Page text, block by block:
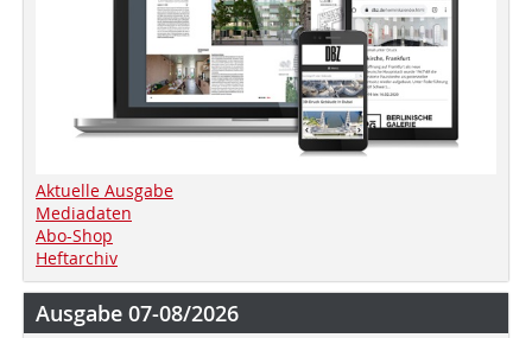
Aktuelle Ausgabe
Mediadaten
Abo-Shop
Heftarchiv
Ausgabe 07-08/2026